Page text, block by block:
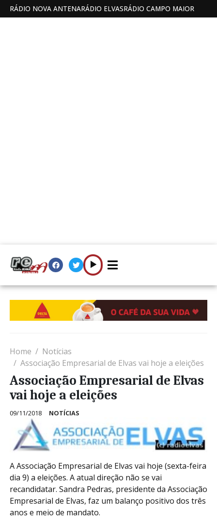
RÁDIO NOVA ANTENARÁDIO ELVASRÁDIO CAMPO MAIOR
Home
Notícias
Associação Empresarial de Elvas vai hoje a eleições
Associação Empresarial de Elvas
vai hoje a eleições
09/11/2018 NOTÍCIAS
A Associação Empresarial de Elvas vai hoje (sexta-feira
dia 9) a eleições. A atual direção não se vai
recandidatar. Sandra Pedras, presidente da Associação
Empresarial de Elvas, faz um balanço positivo dos três
anos e meio de mandato.